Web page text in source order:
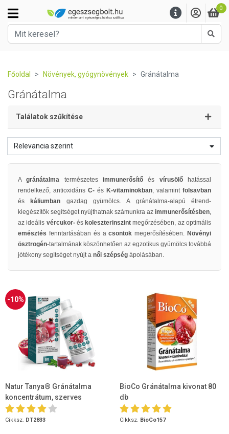
0
Főoldal Növények, gyógynövények Gránátalma
Gránátalma
Találatok szűkítése
Relevancia szerint
Agránátalma természetes immunerősítőés vírusölő
hatással
rendelkező, antioxidáns C- és K-vitaminokban, valamint folsavban
és
káliumban gazdag gyümölcs. A gránátalma-alapú étrend-
kiegészítők segítséget nyújthatnak számunkra az immunerősítésben,
az ideális vércukor-és koleszterinszintmegőrzésében, az optimális
emésztés fenntartásában és acsontokmegerősítésében. Növényi
ösztrogén-tartalmának köszönhetően az egzotikus gyümölcs továbbá
jótékony segítséget nyújt a női szépség ápolásában.
-10%
Natur Tanya® Gránátalma
koncentrátum, szerves
szelénnel 500ml
Cikksz. DT2833
BioCo Gránátalma kivonat 80
db
Cikksz. BioCo157